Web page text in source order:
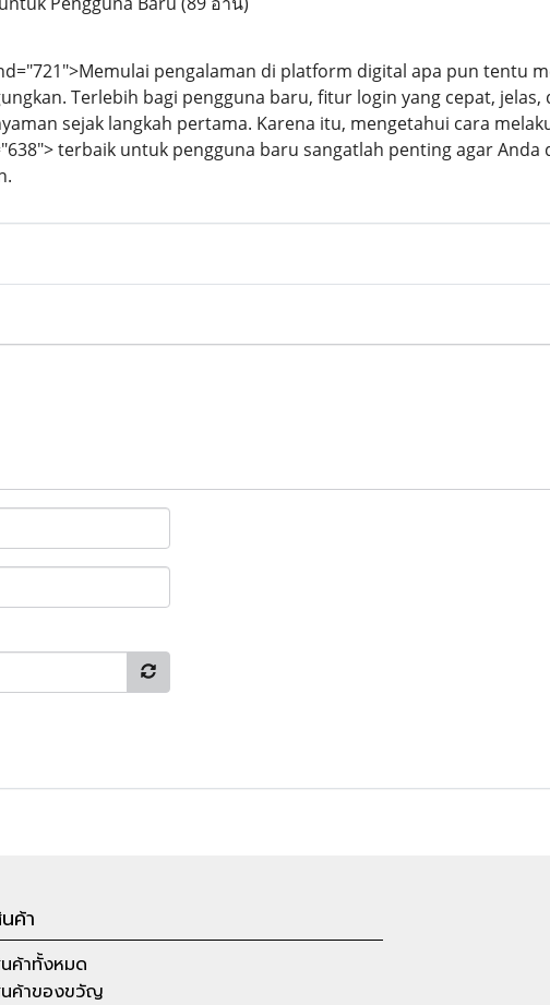
pengalaman di platform digital apa pun tentu
Terlebih bagi pengguna baru, fitur login yang cepat,
sejak langkah pertama. Karena itu, mengetahui cara
terbaik untuk pengguna baru sangatlah penting agar Anda
ค้า
ค้าทั้งหมด
ค้าของขวัญ